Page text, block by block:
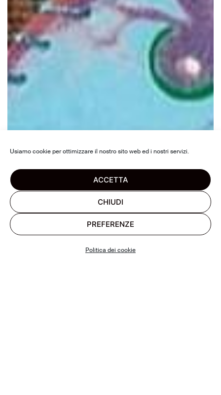
Usiamo cookie per ottimizzare il nostro sito web ed i nostri servizi.
ACCETTA
CHIUDI
PREFERENZE
Politica dei cookie